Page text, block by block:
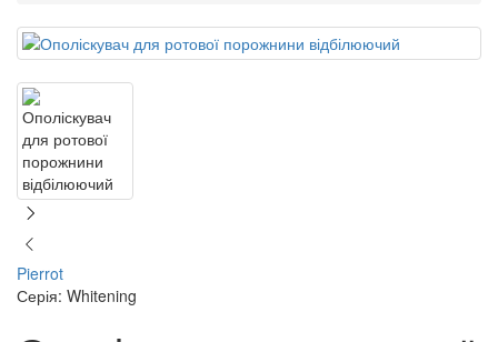
Pierrot
Серія: Whitening